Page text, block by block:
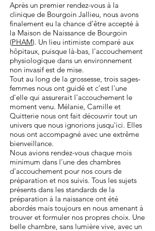
Après un premier rendez-vous à la
clinique de Bourgoin Jallieu, nous avons
finalement eu la chance d'être accepté à
la Maison de Naissance de Bourgoin
(PHAM). Un lieu intimiste comparé aux
hôpitaux, puisque là-bas, l'accouchement
physiologique dans un environnement
non invasif est de mise.
Tout au long de la grossesse, trois sages-
femmes nous ont guidé et c'est l'une
d'elle qui assurerait l'accouchement le
moment venu. Mélanie, Camille et
Quitterie nous ont fait découvrir tout un
univers que nous ignorions jusqu'ici. Elles
nous ont accompagné avec une extrême
bienveillance.
Nous avions rendez-vous chaque mois
minimum dans l'une des chambres
d'accouchement pour nos cours de
préparation et nos suivis. Tous les sujets
présents dans les standards de la
préparation à la naissance ont été
abordés mais toujours en nous amenant à
trouver et formuler nos propres choix. Une
belle chambre, sans lumière vive, avec un